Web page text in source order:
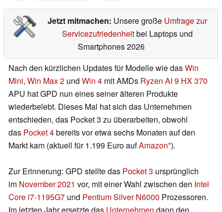
Jetzt mitmachen: Unsere große Umfrage zur
Servicezufriedenheitbei Laptops und
Smartphones 2026
Nach den kürzlichen Updates für Modelle wie dasWin
Mini, Win Max 2 und Win 4 mit AMDs Ryzen AI 9 HX 370
APU hat GPD nun eines seiner älteren Produkte
wiederbelebt. Dieses Mal hat sich das Unternehmen
entschieden, das Pocket 3 zu überarbeiten, obwohl
das Pocket 4bereits vor etwa sechs Monaten auf den
Markt kam (aktuell für 1.199 Euro aufAmazon ).
Zur Erinnerung: GPD stellte das Pocket 3 ursprünglich
im November 2021 vor, mit einer Wahl zwischen den Intel
Core i7-1195G7 und Pentium Silver N6000 Prozessoren.